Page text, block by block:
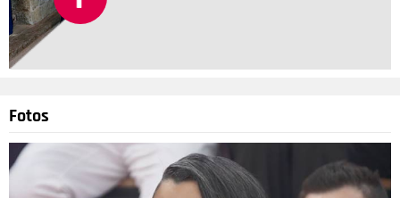
Fotos